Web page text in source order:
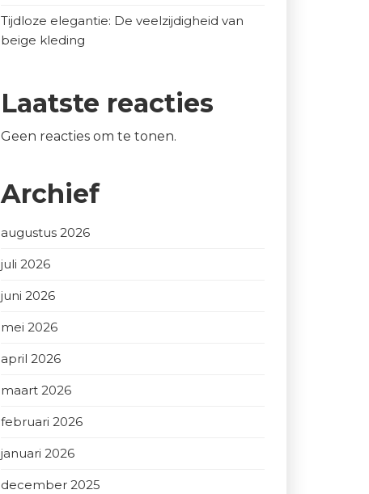
Tijdloze elegantie: De veelzijdigheid van
beige kleding
Laatste reacties
Geen reacties om te tonen.
Archief
augustus 2026
juli 2026
juni 2026
mei 2026
april 2026
maart 2026
februari 2026
januari 2026
december 2025